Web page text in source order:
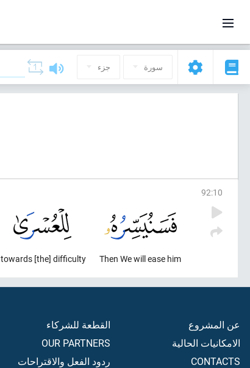
سورة جزء
92:10
Then We will ease him
towards [the] difficulty.
عن المشروع
الامكانيات الحالية
CONTACTS
القطعة للشركاء
OUR PARTNERS
ردود الفعل والاقتراحات